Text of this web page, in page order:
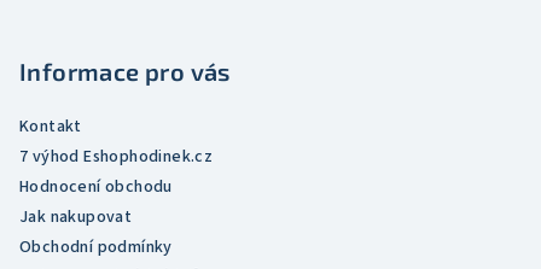
Informace pro vás
Kontakt
7 výhod Eshophodinek.cz
Hodnocení obchodu
Jak nakupovat
Obchodní podmínky